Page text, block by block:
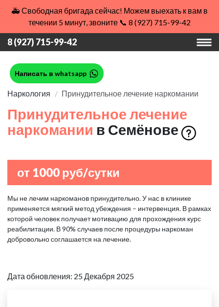
🚑 Свободная бригада сейчас! Можем выехать к вам в
течении 5 минут, звоните 📞 8 (927) 715-99-42
8 (927) 715-99-42
Написать в whatsapp
Наркология Принудительное лечение наркомании
Принудительное лечение
наркомании в Семёнове
от 1000 руб/сутки
Мы не лечим наркоманов принудительно. У нас в клинике
применяется мягкий метод убеждения – интервенция. В рамках
которой человек получает мотивацию для прохождения курс
реабилитации. В 90% случаев после процедуры наркоман
добровольно соглашается на лечение.
Дата обновления: 25 Декабря 2025